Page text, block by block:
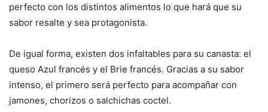
perfecto con los distintos alimentos lo que hará que su
sabor resalte y sea protagonista.
De igual forma, existen dos infaltables para su canasta: el
queso Azul francés y el Brie francés. Gracias a su sabor
intenso, el primero será perfecto para acompañar con
jamones, chorizos o salchichas coctel.